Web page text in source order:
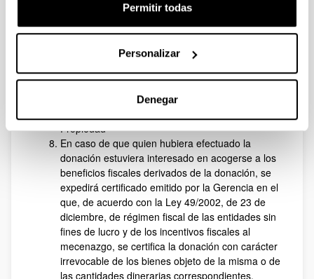
Permitir todas
Personalizar
Denegar
Formalización de la donación mediante acta de
entrega o, en su caso, escritura pública. En los
ingreso en la cuenta de la UPV/EHU que se
indique.
Inscripción en el Inventario de bienes y derechos
de la UPV/EHU y, en el caso de bienes
Propiedad
En caso de que quien hubiera efectuado la
donación estuviera interesado en acogerse a los
beneficios fiscales derivados de la donación, se
expedirá certificado emitido por la Gerencia en el
que, de acuerdo con la Ley 49/2002, de 23 de
diciembre, de régimen fiscal de las entidades sin
fines de lucro y de los incentivos fiscales al
mecenazgo, se certifica la donación con carácter
irrevocable de los bienes objeto de la misma o de
las cantidades dinerarias correspondientes.